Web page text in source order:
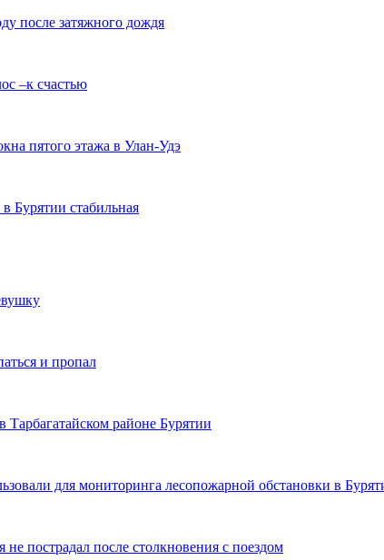
после затяжного дождя
–к счастью
пятого этажа в Улан-Удэ
Бурятии стабильная
и пропал
Тарбагатайском районе Бурятии
для мониторинга лесопожарной обстановки в
пострадал после столкновения с поездом